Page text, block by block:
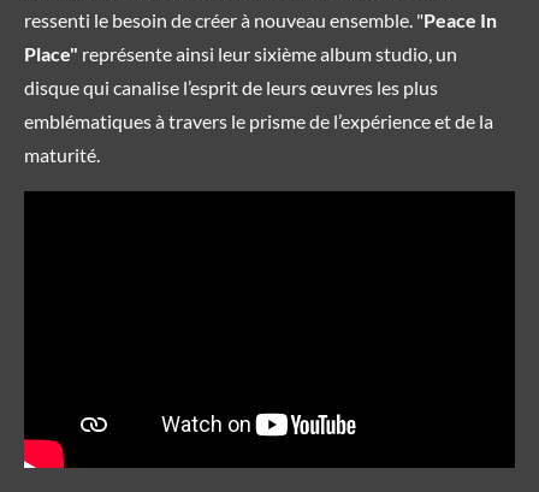
ressenti le besoin de créer à nouveau ensemble. "Peace In
Place" représente ainsi leur sixième album studio, un
disque qui canalise l’esprit de leurs œuvres les plus
emblématiques à travers le prisme de l’expérience et de la
maturité.